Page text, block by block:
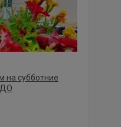
на субботние